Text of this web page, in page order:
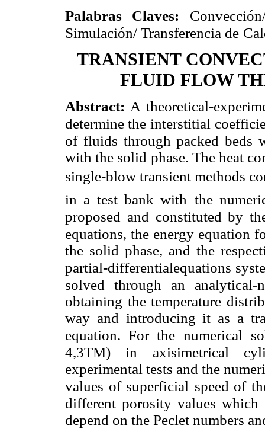
Palabras Claves:
Simulación/ Transferencia de
TRANSIENT
FLUID FLOW
Abstract:A theoretical-
determine the interstitial
of fluids through packed beds
with the solid phase. The heat
single-blow transient methods
in a test bank with the
proposed and constituted by
equations, the energy equation
the solid phase, and the
partial-differentialequations
solved through an analytical-
obtaining the temperature
way and introducing it as a
equation. For the numerical
4,3TM) in axisimetrical
experimental tests and the
values of superficial speed of
different porosity values which
depend on the Peclet numbers